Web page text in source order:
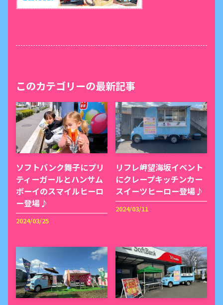
このカテゴリーの最新記事
ソフトバンク舞子にプリ
ティーガールとハンサム
ボーイのスマイルヒーロ
ー登場♪
2024/03/25
リフレ岬望海坂イベント
にクレープキッチンカー
スイーツヒーロー登場♪
2024/03/11